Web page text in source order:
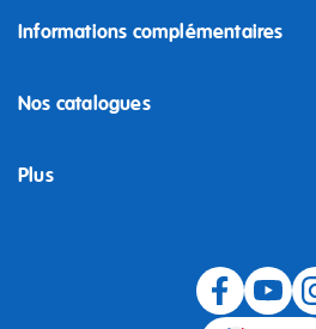
Informations complémentaires
Nos catalogues
Plus